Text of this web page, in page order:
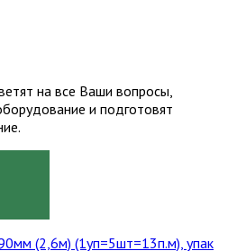
на все Ваши вопросы,
и подготовят